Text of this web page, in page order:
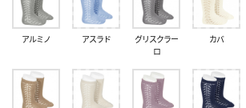
アルミノ アスラド
グリスクラー
ロ
カバ